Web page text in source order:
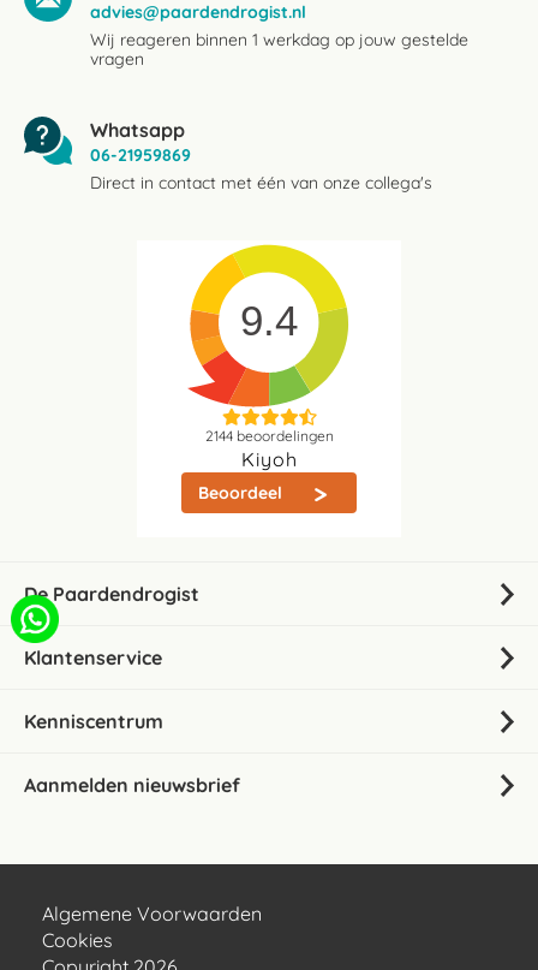
advies@paardendrogist.nl
Wij reageren binnen 1 werkdag op jouw gestelde
vragen
Whatsapp
06-21959869
Direct in contact met één van onze collega's
9.4
2144beoordelingen
Kiyoh
Beoordeel
De Paardendrogist
Klantenservice
Kenniscentrum
Aanmelden nieuwsbrief
Algemene Voorwaarden
Cookies